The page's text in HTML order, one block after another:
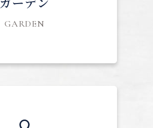
GARDEN